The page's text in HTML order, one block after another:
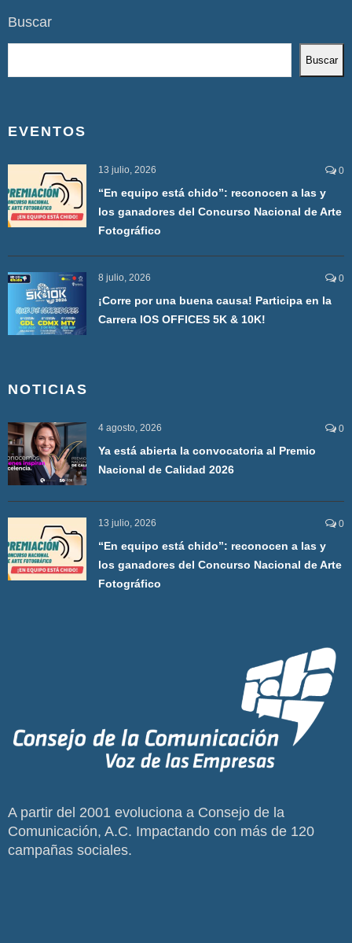
Buscar
Buscar
EVENTOS
13 julio, 2026 0
“En equipo está chido”: reconocen a las y
los ganadores del Concurso Nacional de Arte
Fotográfico
8 julio, 2026 0
¡Corre por una buena causa! Participa en la
Carrera IOS OFFICES 5K & 10K!
NOTICIAS
4 agosto, 2026 0
Ya está abierta la convocatoria al Premio
Nacional de Calidad 2026
13 julio, 2026 0
“En equipo está chido”: reconocen a las y
los ganadores del Concurso Nacional de Arte
Fotográfico
A partir del 2001 evoluciona a Consejo de la
Comunicación, A.C. Impactando con más de 120
campañas sociales.